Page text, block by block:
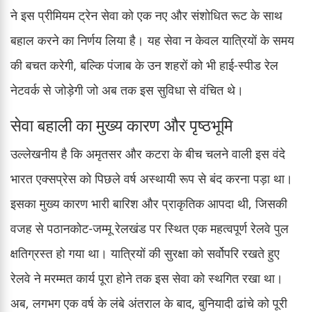
ने इस प्रीमियम ट्रेन सेवा को एक नए और संशोधित रूट के साथ
बहाल करने का निर्णय लिया है। यह सेवा न केवल यात्रियों के समय
की बचत करेगी, बल्कि पंजाब के उन शहरों को भी हाई-स्पीड रेल
नेटवर्क से जोड़ेगी जो अब तक इस सुविधा से वंचित थे।
सेवा बहाली का मुख्य कारण और पृष्ठभूमि
उल्लेखनीय है कि अमृतसर और कटरा के बीच चलने वाली इस वंदे
भारत एक्सप्रेस को पिछले वर्ष अस्थायी रूप से बंद करना पड़ा था।
इसका मुख्य कारण भारी बारिश और प्राकृतिक आपदा थी, जिसकी
वजह से पठानकोट-जम्मू रेलखंड पर स्थित एक महत्वपूर्ण रेलवे पुल
क्षतिग्रस्त हो गया था। यात्रियों की सुरक्षा को सर्वोपरि रखते हुए
रेलवे ने मरम्मत कार्य पूरा होने तक इस सेवा को स्थगित रखा था।
अब, लगभग एक वर्ष के लंबे अंतराल के बाद, बुनियादी ढांचे को पूरी